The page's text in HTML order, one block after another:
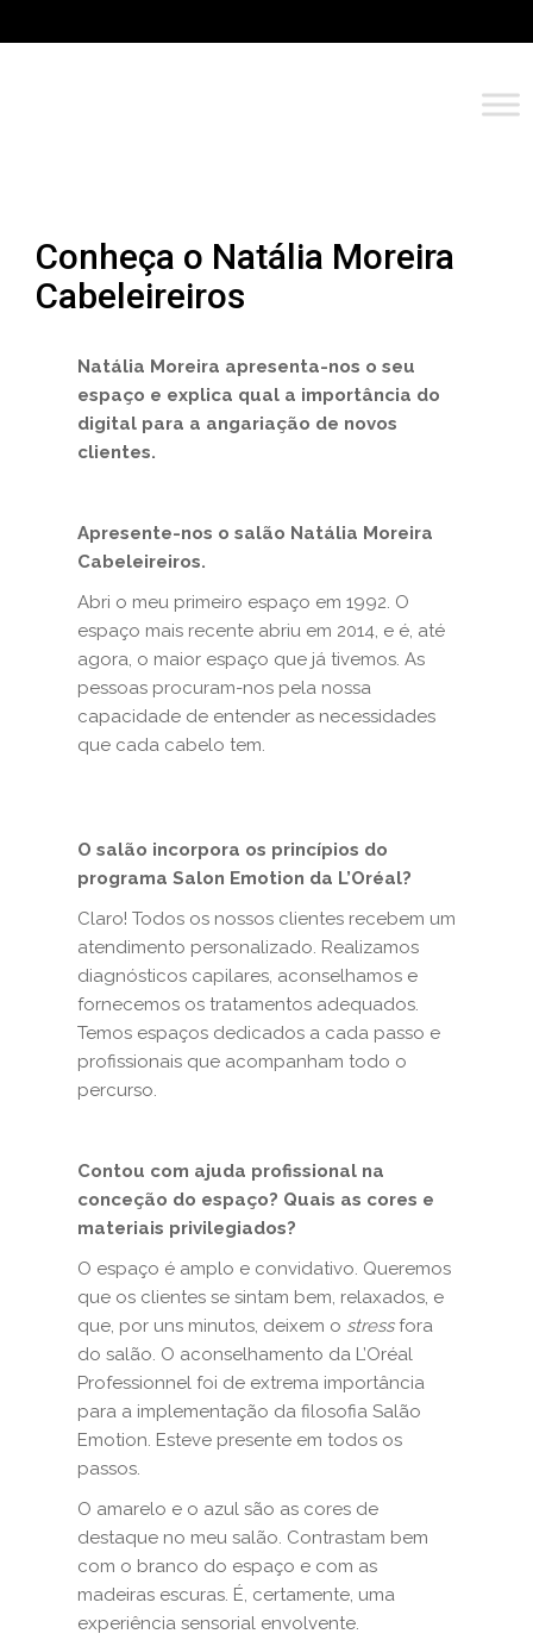
Conheça o Natália Moreira
Cabeleireiros
Natália Moreira apresenta-nos o seu
espaço e explica qual a importância do
digital para a angariação de novos
clientes.
Apresente-nos o salão Natália Moreira
Cabeleireiros.
Abri o meu primeiro espaço em 1992. O
espaço mais recente abriu em 2014, e é, até
agora, o maior espaço que já tivemos. As
pessoas procuram-nos pela nossa
capacidade de entender as necessidades
que cada cabelo tem.
O salão incorpora os princípios do
programa Salon Emotion da L’Oréal?
Claro! Todos os nossos clientes recebem um
atendimento personalizado. Realizamos
diagnósticos capilares, aconselhamos e
fornecemos os tratamentos adequados.
Temos espaços dedicados a cada passo e
profissionais que acompanham todo o
percurso.
Contou com ajuda profissional na
conceção do espaço? Quais as cores e
materiais privilegiados?
O espaço é amplo e convidativo. Queremos
que os clientes se sintam bem, relaxados, e
que, por uns minutos, deixem o stressfora
do salão. O aconselhamento da L’Oréal
Professionnel foi de extrema importância
para a implementação da filosofia Salão
Emotion. Esteve presente em todos os
passos.
O amarelo e o azul são as cores de
destaque no meu salão. Contrastam bem
com o branco do espaço e com as
madeiras escuras. É, certamente, uma
experiência sensorial envolvente.